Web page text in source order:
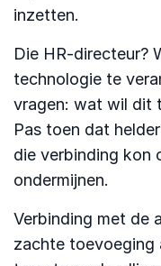
inzetten.
Die HR-directeur?
technologie te
vragen: wat wil dit
Pas toen dat
die verbinding kon
ondermijnen.
Verbinding met de
zachte toevoeging